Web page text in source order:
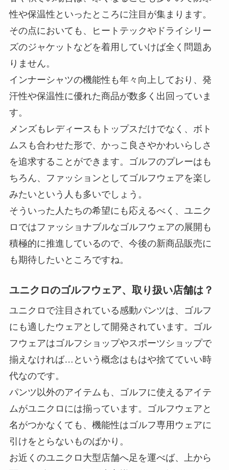
性や保温性といったところに注目が集まります。
その点においても、ヒートテックやドライシリー
ズのジャケットなどを着用していけば全く問題あ
りません。
インナーシャツの機能性も年々向上しており、発
汗性や保温性に優れた商品が数多く出回っていま
す。
メンズもレディースもトップスだけでなく、ボト
ムスも合わせた形で、かっこ良さやかわいらしさ
を追求することができます。ゴルフのプレーはも
ちろん、ファッションとしてゴルフウェアを楽し
みたいという人も多いでしょう。
そういった人たちの希望にも応えるべく、ユニク
ロではファッショナブルなゴルフウェアの展開も
積極的に推進しているので、今後の新商品販売に
も期待したいところですね。
ユニクロのゴルフウェア、取り扱い店舗は？
ユニクロで注目されている感動パンツは、ゴルフ
にも適したウェアとして開発されています。ゴル
フウェアはゴルフショップやスポーツショップで
揃えなければ…という概念はもはや捨てていい時
代なのです。
パンツ以外のアイテムも、ゴルフに使えるアイテ
ムがユニクロには揃っています。ゴルフウェアと
名がつかなくても、機能性はゴルフ専用ウェアに
引けをとらないものばかり。
お近くのユニクロ大型店舗へ足を運べば、上から